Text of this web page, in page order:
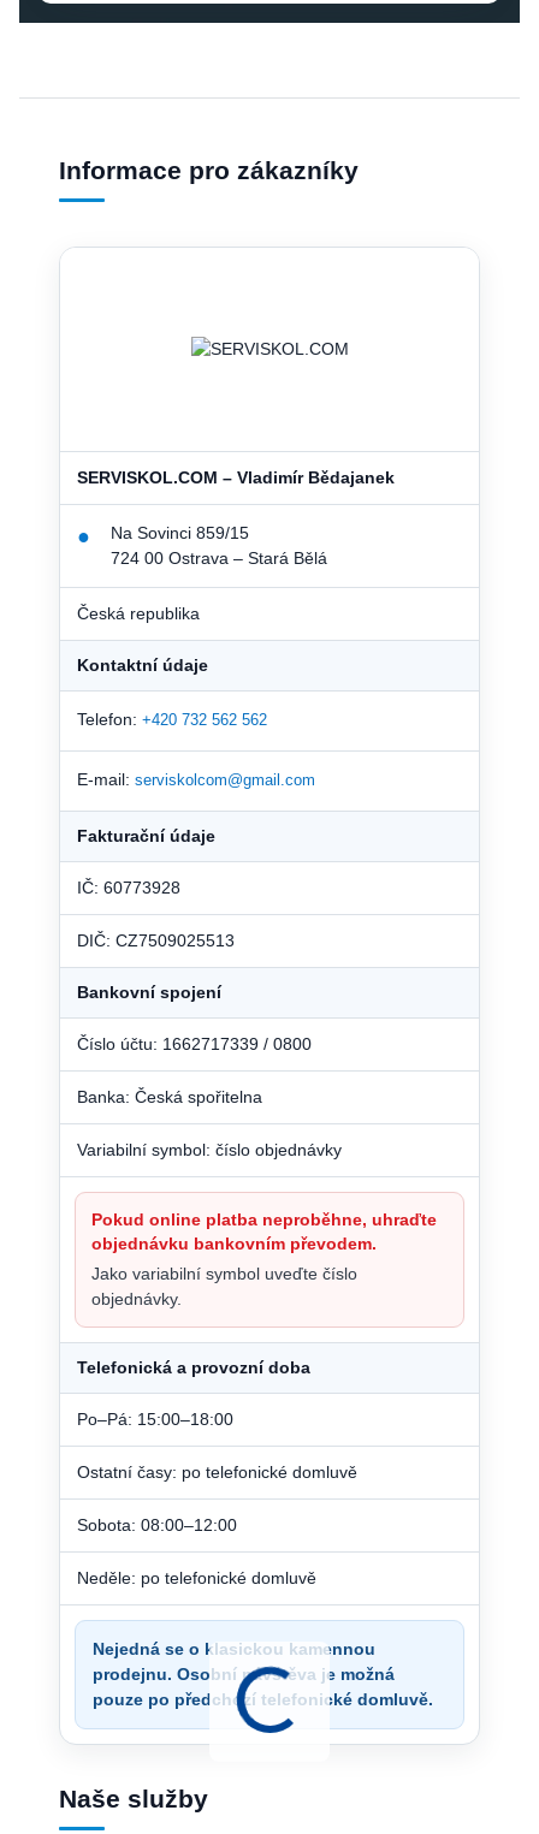
Informace pro zákazníky
SERVISKOL.COM – Vladimír Bědajanek
●
Na Sovinci 859/15
724 00 Ostrava – Stará Bělá
Česká republika
Kontaktní údaje
Telefon: +420 732 562 562
E-mail: serviskolcom@gmail.com
Fakturační údaje
IČ: 60773928
DIČ: CZ7509025513
Bankovní spojení
Číslo účtu: 1662717339 / 0800
Banka: Česká spořitelna
Variabilní symbol: číslo objednávky
Pokud online platba neproběhne, uhraďte
objednávku bankovním převodem.
Jako variabilní symbol uveďte číslo
objednávky.
Telefonická a provozní doba
Po–Pá: 15:00–18:00
Ostatní časy: po telefonické domluvě
Sobota: 08:00–12:00
Neděle: po telefonické domluvě
Nejedná se o klasickou kamennou
prodejnu. Osobní návštěva je možná
pouze po předchozí telefonické domluvě.
Naše služby